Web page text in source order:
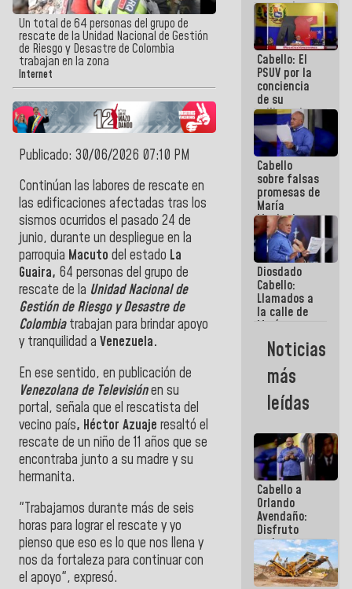
Un total de 64 personas del grupo de
rescate de la Unidad Nacional de Gestión
de Riesgo y Desastre de Colombia
trabajan en la zona
Internet
Publicado: 30/06/2026 07:10 PM
Continúan las labores de rescate en
las edificaciones afectadas tras los
sismos ocurridos el pasado 24 de
junio, durante un despliegue en la
parroquia Macuto del estado La
Guaira, 64 personas del grupo de
rescate de la Unidad Nacional de
Gestión de Riesgo y Desastre de
Colombiatrabajan para brindar apoyo
y tranquilidad a Venezuela.
​En ese sentido, en publicación de
Venezolana de Televisiónen su
portal, señala que el rescatista del
vecino país, Héctor Azuaje resaltó el
rescate de un niño de 11 años que se
encontraba junto a su madre y su
hermanita.
"Trabajamos durante más de seis
horas para lograr el rescate y yo
pienso que eso es lo que nos llena y
nos da fortaleza para continuar con
el apoyo", expresó.
programa
y mentiras
de María
Machado:
¡Créanle!
Cabello: El
PSUV por la
conciencia
de su
militancia
es la
organización
política más
sólida de
Venezuela
Cabello
sobre falsas
promesas de
María
Machado:
¿Quién le
puede creer?
¿Y la gente
que ella iba
a salvar en
La Guaira?
Diosdado
Cabello:
Llamados a
la calle de
María
Machado se
estrellaron
de frente
contra el
Pueblo
Noticias
más
leídas
Cabello a
Orlando
Avendaño:
Disfruto
cada vez
que escribes
porque lo
que haces